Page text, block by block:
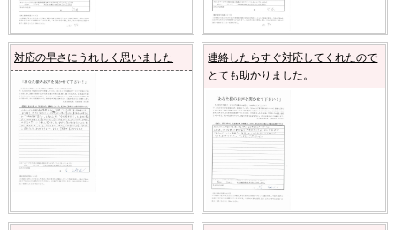
対応の早さにうれしく思いました
連絡したらすぐ対応してくれたので
とても助かりました。